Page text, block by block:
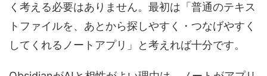
く考える必要はありません。最初は「普通のテキス
トファイルを、あとから探しやすく・つなげやすく
してくれるノートアプリ」と考えれば十分です。